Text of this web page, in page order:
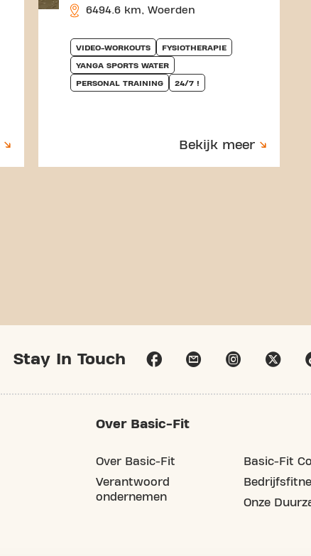
6494.6 km, Woerden
VIDEO-WORKOUTS FYSIOTHERAPIE
YANGA SPORTS WATER
PERSONAL TRAINING 24/7 !
Bekijk meer
Stay In Touch
Over Basic-Fit
Over Basic-Fit
Verantwoord
ondernemen
Basic-Fit
Onze